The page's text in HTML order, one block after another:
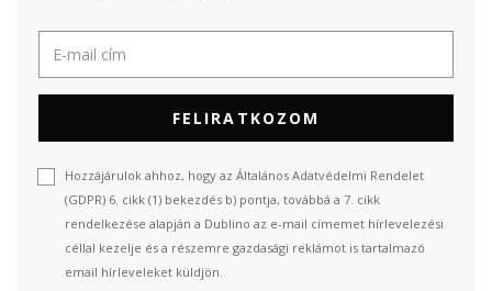
FELIRATKOZOM
Hozzájárulok ahhoz, hogy az Általános Adatvédelmi Rendelet
(GDPR) 6. cikk (1) bekezdés b) pontja, továbbá a 7. cikk
rendelkezése alapján a Dublino az e-mail címemet hírlevelezési
céllal kezelje és a részemre gazdasági reklámot is tartalmazó
email hírleveleket küldjön.